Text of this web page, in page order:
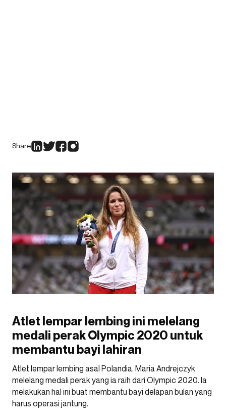
Share
Atlet lempar lembing ini melelang
medali perak Olympic 2020 untuk
membantu bayi lahiran
Atlet lempar lembing asal Polandia, Maria Andrejczyk
melelang medali perak yang ia raih dari Olympic 2020. Ia
melakukan hal ini buat membantu bayi delapan bulan yang
harus operasi jantung.